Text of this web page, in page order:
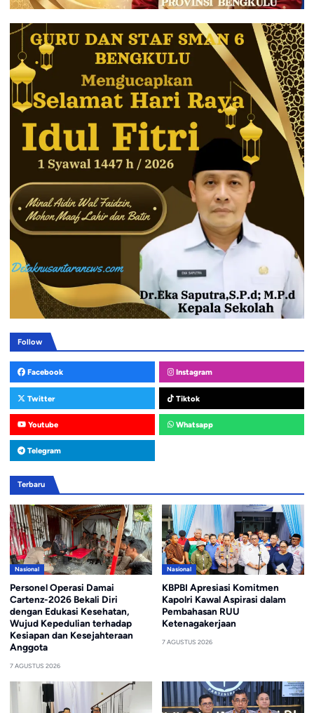
Follow
Facebook Instagram
Twitter Tiktok
Youtube Whatsapp
Telegram
Terbaru
Nasional
Personel Operasi Damai
Cartenz-2026 Bekali Diri
dengan Edukasi Kesehatan,
Wujud Kepedulian terhadap
Kesiapan dan Kesejahteraan
Anggota
7 AGUSTUS 2026
Nasional
KBPBI Apresiasi Komitmen
Kapolri Kawal Aspirasi dalam
Pembahasan RUU
Ketenagakerjaan
7 AGUSTUS 2026